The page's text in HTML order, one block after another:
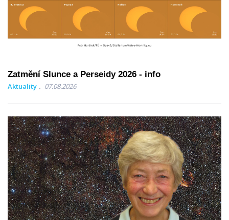
Zatmění Slunce a Perseidy 2026 - info
Aktuality 07.08.2026